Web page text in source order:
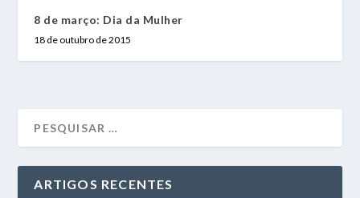
8 de março: Dia da Mulher
18 de outubro de 2015
ARTIGOS RECENTES